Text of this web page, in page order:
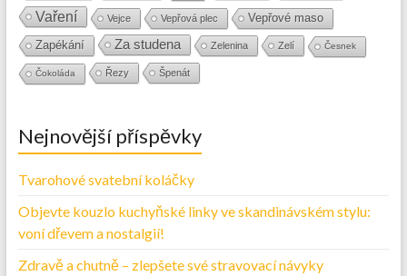
Vaření Vejce Vepřová plec
Vepřové maso
Zapékání
Za studena Zelenina Zelí Česnek
Čokoláda Řezy Špenát
Nejnovější příspěvky
Tvarohové svatební koláčky
Objevte kouzlo kuchyňské linky ve skandinávském stylu:
voní dřevem a nostalgií!
Zdravě a chutně – zlepšete své stravovací návyky